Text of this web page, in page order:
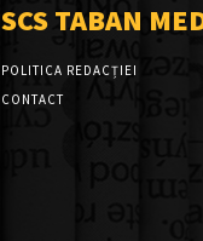
SCS TABAN
POLITICA REDACȚIEI
CONTACT